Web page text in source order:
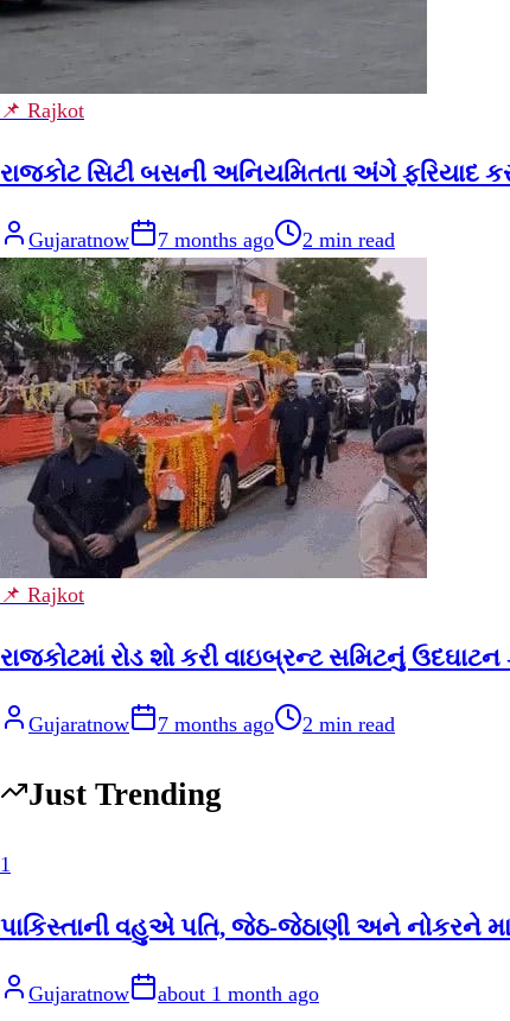
📌 Rajkot
રાજકોટ સિટી બસની અનિયમિતતા અંગે
Gujaratnow 7 months ago 2 min read
📌 Rajkot
રાજકોટમાં રોડ શો કરી વાઇબ્રન્ટ સમિટનું
Gujaratnow 7 months ago 2 min read
Just Trending
1
પાકિસ્તાની વહુએ પતિ, જેઠ-જેઠાણી અને નોકરને
Gujaratnow
about 1 month ago